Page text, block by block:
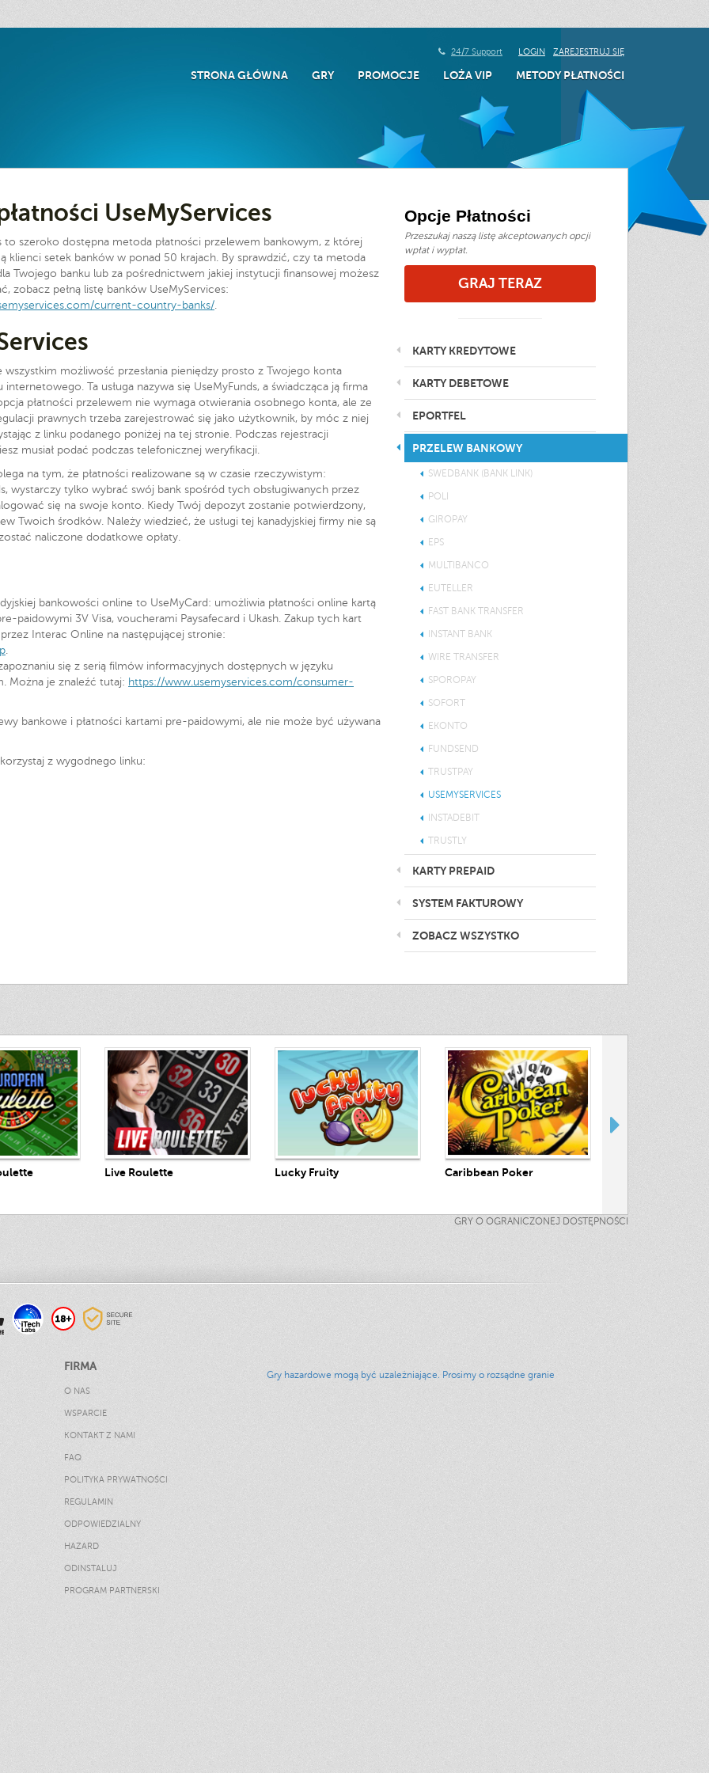
24/7 Support LOGIN ZAREJESTRUJ SIĘ
STRONA GŁÓWNA GRY PROMOCJE LOŻA VIP METODY PŁATNOŚCI
UseMyServices
to szeroko dostępna metoda płatności przelewem bankowym, z której
klienci setek banków w ponad 50 krajach. By sprawdzić, czy ta metoda
Twojego banku lub za pośrednictwem jakiej instytucji finansowej możesz
zobacz pełną listę banków UseMyServices:
current-country-banks/.
możliwość przesłania pieniędzy prosto z Twojego konta
Ta usługa nazywa się UseMyFunds, a świadcząca ją firma
płatności przelewem nie wymaga otwierania osobnego konta, ale ze
prawnych trzeba zarejestrować się jako użytkownik, by móc z niej
z linku podanego poniżej na tej stronie. Podczas rejestracji
musiał podać podczas telefonicznej weryfikacji.
na tym, że płatności realizowane są w czasie rzeczywistym:
wystarczy tylko wybrać swój bank spośród tych obsługiwanych przez
się na swoje konto. Kiedy Twój depozyt zostanie potwierdzony,
Twoich środków. Należy wiedzieć, że usługi tej kanadyjskiej firmy nie są
naliczone dodatkowe opłaty.
bankowości online to UseMyCard: umożliwia płatności online kartą
paidowymi 3V Visa, voucherami Paysafecard i Ukash. Zakup tych kart
Interac Online na następującej stronie:
.
się z serią filmów informacyjnych dostępnych w języku
Można je znaleźć tutaj: https://www.usemyservices.com/consumer-
bankowe i płatności kartami pre-paidowymi, ale nie może być używana
z wygodnego linku:
Opcje Płatności
Przeszukaj naszą listę akceptowanych opcji
wpłat i wypłat.
GRAJ TERAZ
KARTY KREDYTOWE
KARTY DEBETOWE
EPORTFEL
PRZELEW BANKOWY
SWEDBANK (BANK LINK)
POLI
GIROPAY
EPS
MULTIBANCO
EUTELLER
FAST BANK TRANSFER
INSTANT BANK
WIRE TRANSFER
SPOROPAY
SOFORT
EKONTO
FUNDSEND
TRUSTPAY
USEMYSERVICES
INSTADEBIT
TRUSTLY
KARTY PREPAID
SYSTEM FAKTUROWY
ZOBACZ WSZYSTKO
Teraz Graj Teraz
Live Roulette
Graj Teraz
Lucky Fruity
Graj Teraz
Caribbean Poker
GRY O OGRANICZONEJ DOSTĘPNOŚCI
FIRMA
O NAS
WSPARCIE
KONTAKT Z NAMI
FAQ
POLITYKA PRYWATNOŚCI
REGULAMIN
ODPOWIEDZIALNY
HAZARD
ODINSTALUJ
PROGRAM PARTNERSKI
Gry hazardowe mogą być uzależniające. Prosimy o rozsądne granie